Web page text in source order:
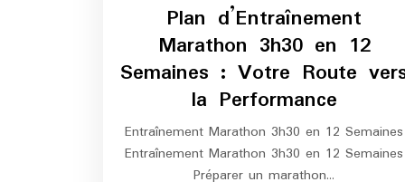
marathon
Plan d’Entraînement
Marathon 3h30 en 12
Semaines : Votre Route
la Performance
Entraînement Marathon 3h30 en 12 Semaines
Entraînement Marathon 3h30 en 12 Semaines
Préparer un marathon…